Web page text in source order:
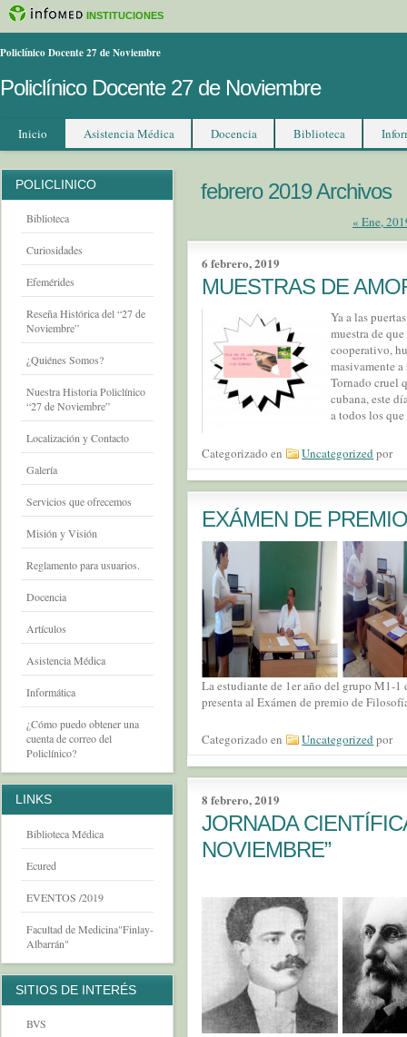
INSTITUCIONES
Policlínico Docente 27 de Noviembre
Policlínico Docente 27 de Noviembre
Inicio Asistencia Médica Docencia Biblioteca
febrero 2019 Archivos
« Ene,
6 febrero, 2019
MUESTRAS DE
Ya a las
muestra de
cooperativo,
masivamente
Tornado cruel
cubana, este
a todos los
Categorizado en Uncategorizedpor
EXÁMEN DE
La estudiante de 1er año del grupo M1-
presenta al Exámen de premio de
Categorizado en Uncategorizedpor
8 febrero, 2019
JORNADA
NOVIEMBRE”
POLICLINICO
Biblioteca
Curiosidades
Efemérides
Reseña Histórica del “27 de
Noviembre”
¿Quiénes Somos?
Nuestra Historia Policlínico
“27 de Noviembre”
Localización y Contacto
Galería
Servicios que ofrecemos
Misión y Visión
Reglamento para usuarios.
Docencia
Artículos
Asistencia Médica
Informática
¿Cómo puedo obtener una
cuenta de correo del
Policlínico?
LINKS
Biblioteca Médica
Ecured
EVENTOS /2019
Facultad de Medicina"Finlay-
Albarrán"
SITIOS DE INTERÉS
BVS